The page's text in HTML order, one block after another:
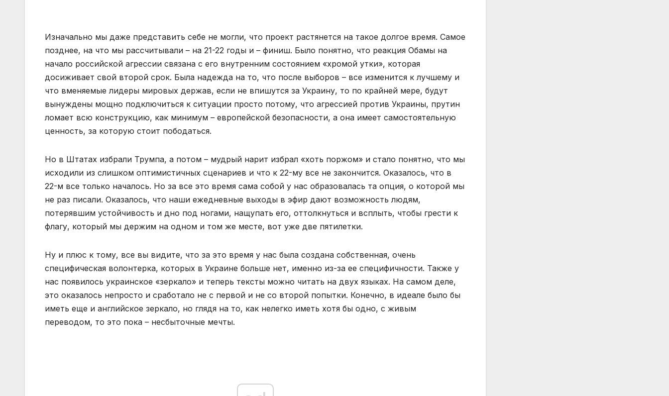
Изначально мы даже представить себе не могли, что проект растянется на такое долгое время. Самое
позднее, на что мы рассчитывали – на 21-22 годы и – финиш. Было понятно, что реакция Обамы на
начало российской агрессии связана с его внутренним состоянием «хромой утки», которая
досиживает свой второй срок. Была надежда на то, что после выборов – все изменится к лучшему и
что вменяемые лидеры мировых держав, если не впишутся за Украину, то по крайней мере, будут
вынуждены мощно подключиться к ситуации просто потому, что агрессией против Украины, прутин
ломает всю конструкцию, как минимум – европейской безопасности, а она имеет самостоятельную
ценность, за которую стоит пободаться.
Но в Штатах избрали Трумпа, а потом – мудрый нарит избрал «хоть поржом» и стало понятно, что мы
исходили из слишком оптимистичных сценариев и что к 22-му все не закончится. Оказалось, что в
22-м все только началось. Но за все это время сама собой у нас образовалась та опция, о которой мы
не раз писали. Оказалось, что наши ежедневные выходы в эфир дают возможность людям,
потерявшим устойчивость и дно под ногами, нащупать его, оттолкнуться и всплыть, чтобы грести к
флагу, который мы держим на одном и том же месте, вот уже две пятилетки.
Ну и плюс к тому, все вы видите, что за это время у нас была создана собственная, очень
специфическая волонтерка, которых в Украине больше нет, именно из-за ее специфичности. Также у
нас появилось украинское «зеркало» и теперь тексты можно читать на двух языках. На самом деле,
это оказалось непросто и сработало не с первой и не со второй попытки. Конечно, в идеале было бы
иметь еще и английское зеркало, но глядя на то, как нелегко иметь хотя бы одно, с живым
переводом, то это пока – несбыточные мечты.